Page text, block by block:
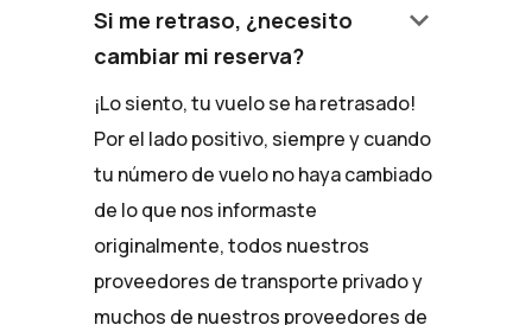
Si me retraso, ¿necesito
cambiar mi reserva?
keyboard_arrow_down
¡Lo siento, tu vuelo se ha retrasado!
Por el lado positivo, siempre y cuando
tu número de vuelo no haya cambiado
de lo que nos informaste
originalmente, todos nuestros
proveedores de transporte privado y
muchos de nuestros proveedores de